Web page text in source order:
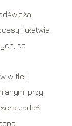
i ułatwia
co
w tle i
przy
zadań